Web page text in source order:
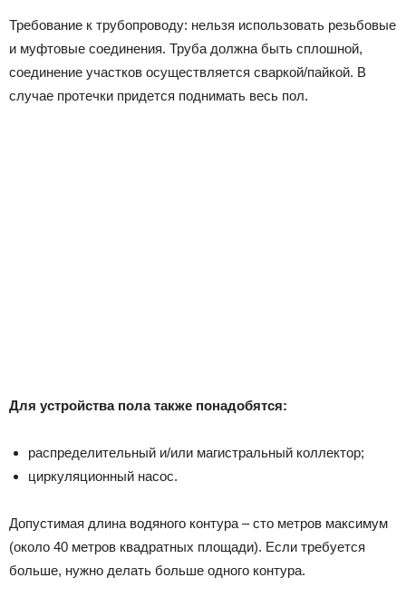
Требование к трубопроводу: нельзя использовать резьбовые
и муфтовые соединения. Труба должна быть сплошной,
соединение участков осуществляется сваркой/пайкой. В
случае протечки придется поднимать весь пол.
Для устройства пола также понадобятся:
распределительный и/или магистральный коллектор;
циркуляционный насос.
Допустимая длина водяного контура – сто метров максимум
(около 40 метров квадратных площади). Если требуется
больше, нужно делать больше одного контура.